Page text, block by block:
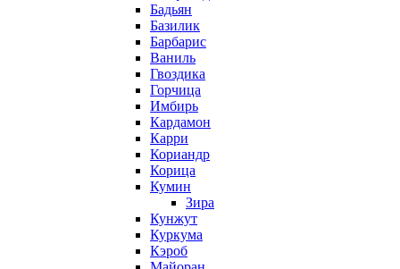
Бадьян
Базилик
Барбарис
Ваниль
Гвоздика
Горчица
Имбирь
Кардамон
Карри
Кориандр
Корица
Кумин
Зира
Кунжут
Куркума
Кэроб